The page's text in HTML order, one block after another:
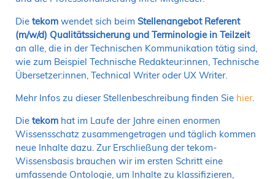
Mitglied werden
Expertenrat
Publikationen
Stellenangebote
Stellengesuche
Regionalgruppen
Downloadbereich
Die tekom wendet sich beim Stellenangebot Referent
(m/w/d) Qualitätssicherung und Terminologie in Teilzeit
an alle, die in der Technischen Kommunikation tätig sind,
wie zum Beispiel Technische Redakteur:innen, Technische
Übersetzer:innen, Technical Writer oder UX Writer.
Mehr Infos zu dieser Stellenbeschreibung finden Sie hier.
Die tekom hat im Laufe der Jahre einen enormen
Wissensschatz zusammengetragen und täglich kommen
neue Inhalte dazu. Zur Erschließung der tekom-
Wissensbasis brauchen wir im ersten Schritt eine
umfassende Ontologie, um Inhalte zu klassifizieren,